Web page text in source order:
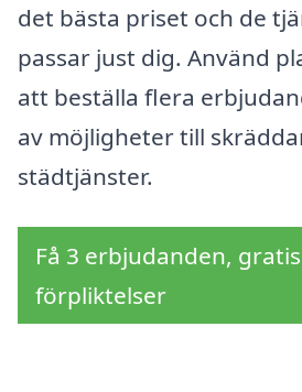
det bästa priset och de
passar just dig. Använd
att beställa flera
av möjligheter till
städtjänster.
Få 3 erbjudanden,
förpliktelser